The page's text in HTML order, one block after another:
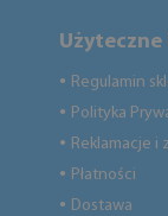
● Regulamin
● Polityka
● Reklamacje i
● Płatności
● Dostawa